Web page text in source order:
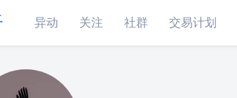
异动 关注 社群 交易计划